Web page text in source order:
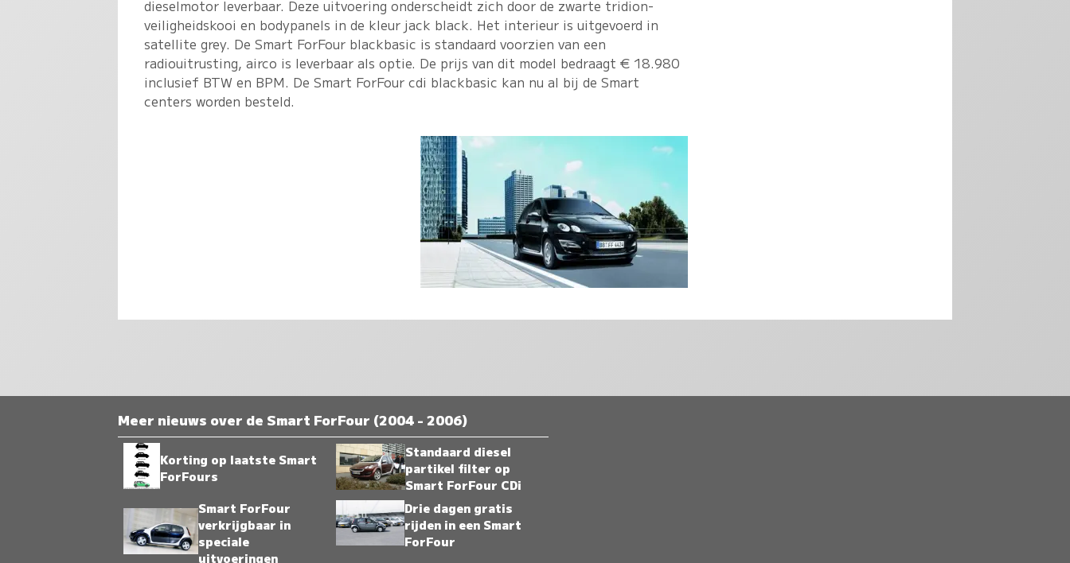
dieselmotor leverbaar. Deze uitvoering onderscheidt zich door de zwarte tridion-
veiligheidskooi en bodypanels in de kleur jack black. Het interieur is uitgevoerd in
satellite grey. De Smart ForFour blackbasic is standaard voorzien van een
radiouitrusting, airco is leverbaar als optie. De prijs van dit model bedraagt € 18.980
inclusief BTW en BPM. De Smart ForFour cdi blackbasic kan nu al bij de Smart
centers worden besteld.
Meer nieuws over de Smart ForFour (2004 - 2006)
Korting op laatste Smart
ForFours
Standaard diesel
partikel filter op
Smart ForFour CDi
Smart ForFour
verkrijgbaar in
speciale
uitvoeringen
Drie dagen gratis
rijden in een Smart
ForFour